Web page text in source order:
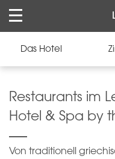
Das Hotel
Restaurants im
Hotel & Spa by
Von traditionell